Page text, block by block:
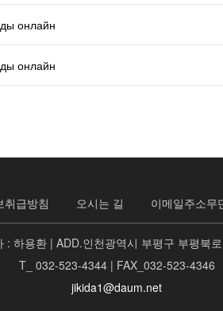
онлайн
онлайн
취급방침 오시는 길 이메일주소무
: 하용환 | ADD.인천광역시 부평구 부평북
T_ 032-523-4344 | FAX_032-523-4346
jikida1@daum.net